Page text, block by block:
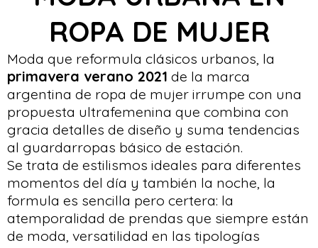
ROPA DE MUJER
Moda que reformula clásicos urbanos, la
primavera verano 2021 de la marca
argentina de ropa de mujer irrumpe con una
propuesta ultrafemenina que combina con
gracia detalles de diseño y suma tendencias
al guardarropas básico de estación.
Se trata de estilismos ideales para diferentes
momentos del día y también la noche, la
formula es sencilla pero certera: la
atemporalidad de prendas que siempre están
de moda, versatilidad en las tipologías